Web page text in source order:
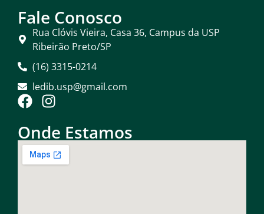
Fale Conosco
Rua Clóvis Vieira, Casa 36, Campus da USP
Ribeirão Preto/SP
(16) 3315-0214
ledib.usp@gmail.com
Onde Estamos